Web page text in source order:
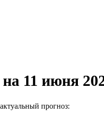
11 июня
прогноз: